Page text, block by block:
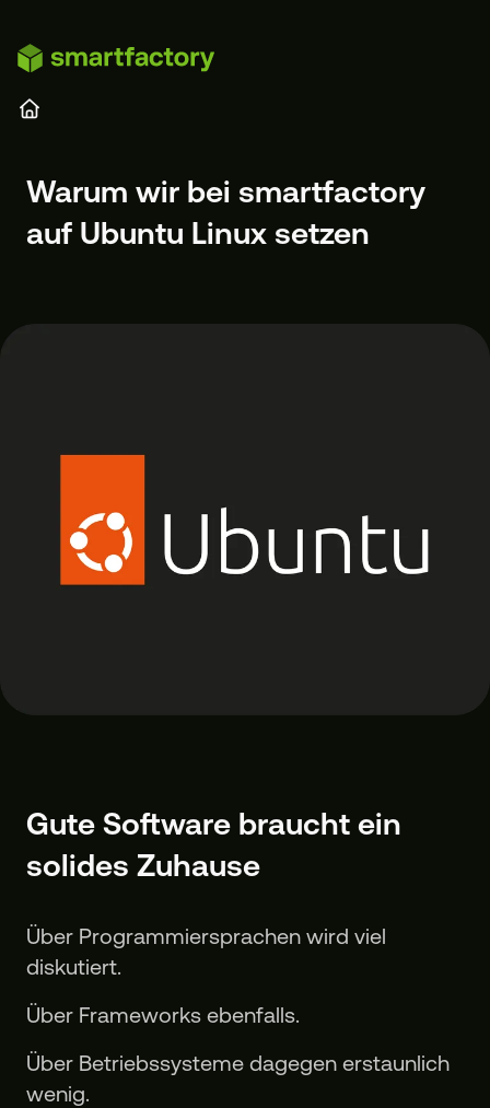
Warum wir bei smartfactory
auf Ubuntu Linux setzen
Gute Software braucht ein
solides Zuhause
Über Programmiersprachen wird viel
diskutiert.
Über Frameworks ebenfalls.
Über Betriebssysteme dagegen erstaunlich
wenig.